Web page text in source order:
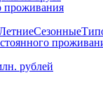
проживания
Сезонные
рублей